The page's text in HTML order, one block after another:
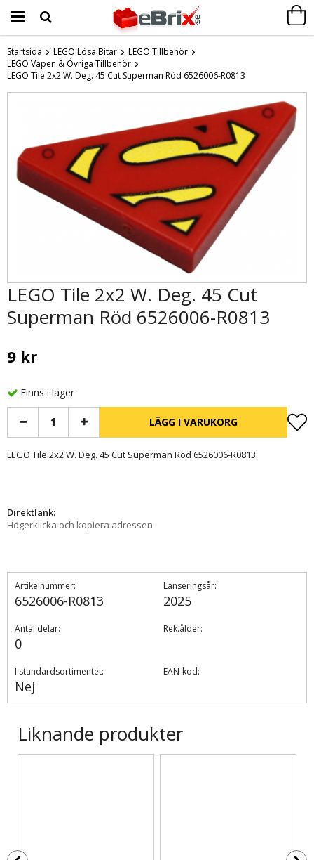
Produkten har blivit tillagd i varukorgen
Startsida LEGO Lösa Bitar
LEGO Tillbehör
LEGO Vapen & Övriga Tillbehör
LEGO Tile 2x2 W. Deg. 45 Cut Superman Röd 6526006-R0813
LEGO Tile 2x2 W. Deg. 45 Cut
Superman Röd 6526006-R0813
9 kr
Finns i lager
LÄGG I VARUKORG
LEGO Tile 2x2 W. Deg. 45 Cut Superman Röd 6526006-R0813
Direktlänk:
Högerklicka och kopiera adressen
Artikelnummer:
6526006-R0813
Lanseringsår:
2025
Antal delar:
0
Rek.ålder:
I standardsortimentet:
Nej
EAN-kod:
Liknande produkter